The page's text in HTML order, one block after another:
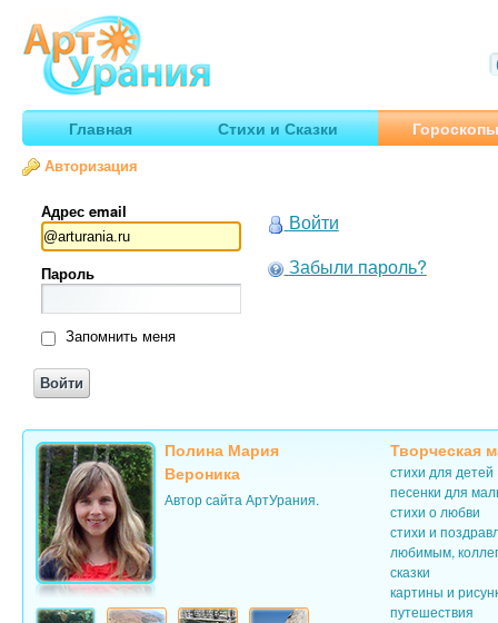
АртУрания
Умные гороскопы, творчество, путешествия
Главная Стихи и Сказки Гороскопы
Авторизация
Адрес email
Пароль
Запомнить меня
Войти
Забыли пароль?
Полина Мария
Вероника
Автор сайта АртУрания.
Творческая
стихи для детей
песенки для
стихи о любви
стихи и
любимым,
сказки
картины и
путешествия